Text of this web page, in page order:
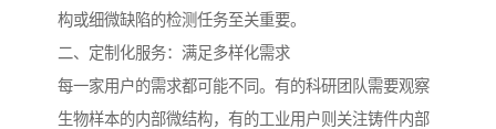
构或细微缺陷的检测任务至关重要。
二、定制化服务：满足多样化需求
每一家用户的需求都可能不同。有的科研团队需要观察
生物样本的内部微结构，有的工业用户则关注铸件内部